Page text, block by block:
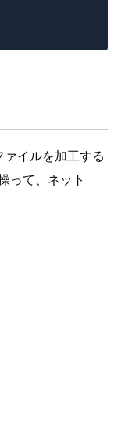
ァイルを加工する
って、ネット